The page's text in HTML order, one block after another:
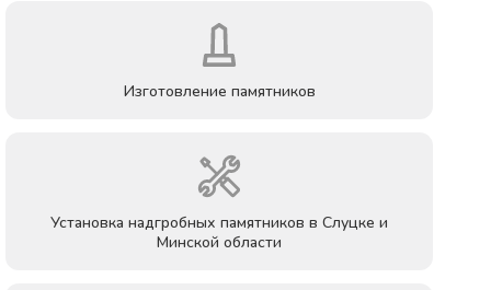
Изготовление памятников
Установка надгробных памятников в Слуцке и
Минской области